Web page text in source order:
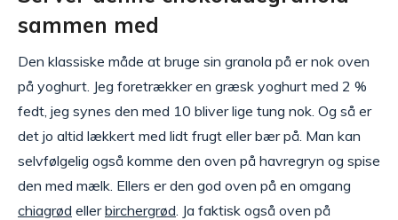
sammen med
Den klassiske måde at bruge sin granola på er nok oven
på yoghurt. Jeg foretrækker en græsk yoghurt med 2 %
fedt, jeg synes den med 10 bliver lige tung nok. Og så er
det jo altid lækkert med lidt frugt eller bær på. Man kan
selvfølgelig også komme den oven på havregryn og spise
den med mælk. Ellers er den god oven på en omgang
chiagrød ellerbirchergrød . Ja faktisk også oven på